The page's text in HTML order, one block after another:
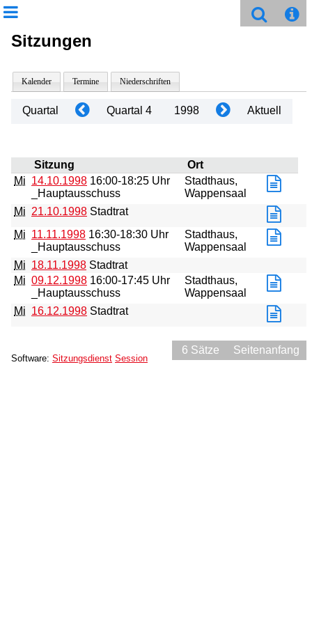
Sitzungen
Kalender Termine Niederschriften
Quartal Quartal 4 1998 Aktuell
Sitzung
Ort
Mi 14.10.1998 16:00-18:25 Uhr
_Hauptausschuss
Stadthaus,
Wappensaal
Mi 21.10.1998 Stadtrat
Mi 11.11.1998 16:30-18:30 Uhr
_Hauptausschuss
Stadthaus,
Wappensaal
Mi 18.11.1998 Stadtrat
Mi 09.12.1998 16:00-17:45 Uhr
_Hauptausschuss
Stadthaus,
Wappensaal
Mi 16.12.1998 Stadtrat
6 Sätze Seitenanfang
Software: Sitzungsdienst Session